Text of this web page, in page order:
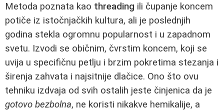
Metoda poznata kao threading ili čupanje koncem
potiče iz istočnjačkih kultura, ali je poslednjih
godina stekla ogromnu popularnost i u zapadnom
svetu. Izvodi se običnim, čvrstim koncem, koji se
uvija u specifičnu petlju i brzim pokretima stezanja i
širenja zahvata i najsitnije dlačice. Ono što ovu
tehniku izdvaja od svih ostalih jeste činjenica da je
gotovo bezbolna, ne koristi nikakve hemikalije, a